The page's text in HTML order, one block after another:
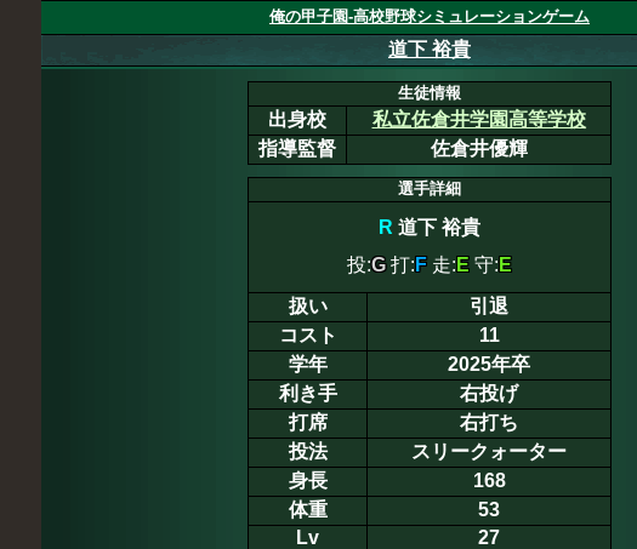
俺の甲子園-高校野球シミュレーションゲーム
道下 裕貴
生徒情報
出身校
私立佐倉井学園高等学校
指導監督
佐倉井優輝
選手詳細
R 道下 裕貴
投:G打: F 走: E 守: E
扱い
引退
コスト
11
学年
2025年卒
利き手
右投げ
打席
右打ち
投法
スリークォーター
身長
168
体重
53
Lv
27